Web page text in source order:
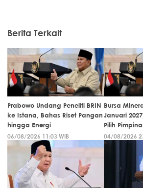
Berita Terkait
Prabowo Undang Peneliti BRIN
ke Istana, Bahas Riset Pangan
hingga Energi
06/08/2026 11:03 WIB
Bursa
Januari
Pilih
04/08/2026